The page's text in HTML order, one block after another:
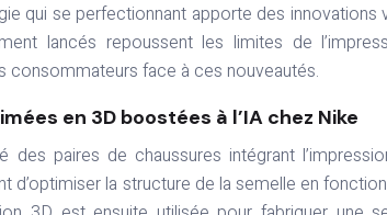
qui se perfectionnant apporte des
lancés repoussent les limites de
consommateurs face à ces nouveautés.
en 3D boostées à l’IA chez Nike
des paires de chaussures intégrant
d’optimiser la structure de la semelle en